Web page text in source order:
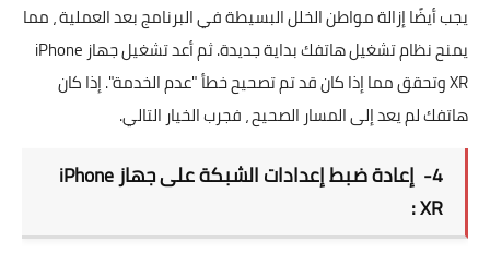
يجب أيضًا إزالة مواطن الخلل البسيطة في البرنامج بعد العملية ، مما
يمنح نظام تشغيل هاتفك بداية جديدة. ثم أعد تشغيل جهاز iPhone
XR وتحقق مما إذا كان قد تم تصحيح خطأ "عدم الخدمة". إذا كان
هاتفك لم يعد إلى المسار الصحيح ، فجرب الخيار التالي.
4- إعادة ضبط إعدادات الشبكة على جهاز iPhone
XR :